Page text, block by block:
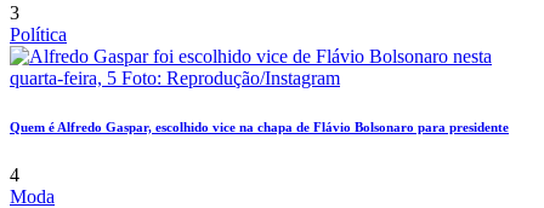
3
Política
Quem é Alfredo Gaspar, escolhido vice na chapa de Flávio Bolsonaro para presidente
4
Moda